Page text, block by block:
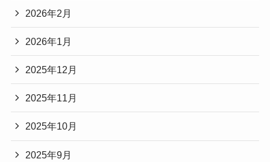
2026年2月
2026年1月
2025年12月
2025年11月
2025年10月
2025年9月